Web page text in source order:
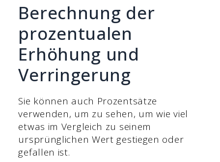
Berechnung der
prozentualen
Erhöhung und
Verringerung
Sie können auch Prozentsätze
verwenden, um zu sehen, um wie viel
etwas im Vergleich zu seinem
ursprünglichen Wert gestiegen oder
gefallen ist.